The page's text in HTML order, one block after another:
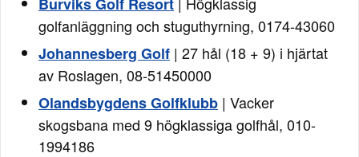
golfanläggning och stuguthyrning, 0174-43060
Johannesberg Golf | 27 hål (18 + 9) i hjärtat
av Roslagen, 08-51450000
Olandsbygdens Golfklubb | Vacker
skogsbana med 9 högklassiga golfhål, 010-
1994186